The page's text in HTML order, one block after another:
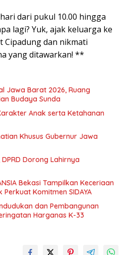
dari pukul 10.00 hingga
lagi? Yuk, ajak keluarga ke
Cipadung dan nikmati
yang ditawarkan! **
Jawa Barat 2026, Ruang
Budaya Sunda
Anak serta Ketahanan
Khusus Gubernur Jawa
DPRD Dorong Lahirnya
Bekasi Tampilkan Keceriaan
Perkuat Komitmen SIDAYA
dan Pembangunan
Harganas K-33